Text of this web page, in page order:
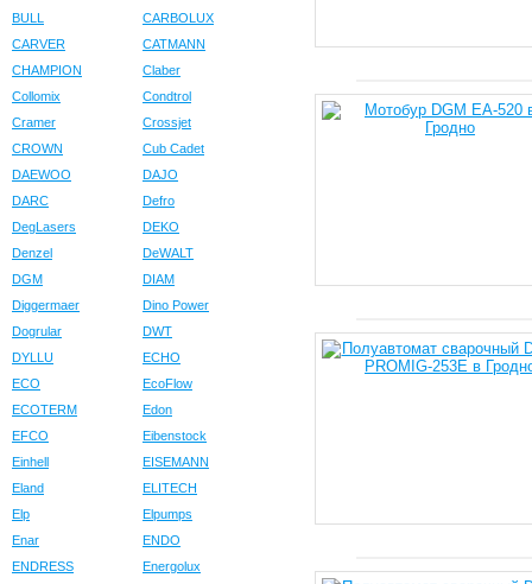
BULL
CARBOLUX
CARVER
CATMANN
CHAMPION
Claber
Collomix
Condtrol
Cramer
Crossjet
CROWN
Cub Cadet
DAEWOO
DAJO
DARC
Defro
DegLasers
DEKO
Denzel
DeWALT
DGM
DIAM
Diggermaer
Dino Power
Dogrular
DWT
DYLLU
ECHO
ECO
EcoFlow
ECOTERM
Edon
EFCO
Eibenstock
Einhell
EISEMANN
Eland
ELITECH
Elp
Elpumps
Enar
ENDO
ENDRESS
Energolux